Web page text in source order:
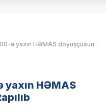
İsrail ərazisində 1500-ə yaxın HƏMAS döyüşçüsünün meyiti tapılıb
yaxın HƏMAS